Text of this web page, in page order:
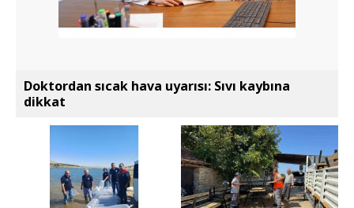
Doktordan sıcak hava uyarısı: Sıvı kaybına
dikkat